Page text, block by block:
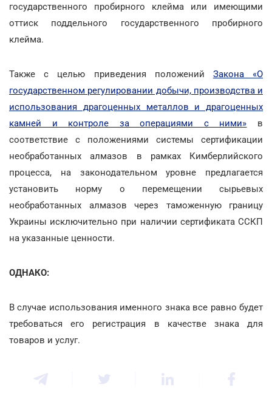
государственного пробирного клейма или имеющими
оттиск поддельного государственного пробирного
клейма.
Также с целью приведения положений Закона «О
государственном регулировании добычи, производства и
использования драгоценных металлов и драгоценных
камней и контроле за операциями с ними» в
соответствие с положениями системы сертификации
необработанных алмазов в рамках Кимберлийского
процесса, на законодательном уровне предлагается
установить норму о перемещении сырьевых
необработанных алмазов через таможенную границу
Украины исключительно при наличии сертификата ССКП
на указанные ценности.
ОДНАКО:
В случае использования именного знака все равно будет
требоваться его регистрация в качестве знака для
товаров и услуг.